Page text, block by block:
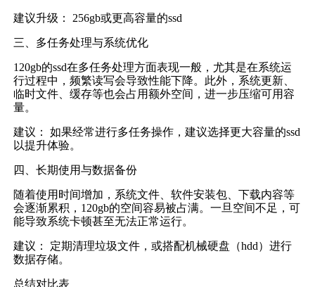
建议升级： 256gb或更高容量的ssd
三、多任务处理与系统优化
120gb的ssd在多任务处理方面表现一般，尤其是在系统运
行过程中，频繁读写会导致性能下降。此外，系统更新、
临时文件、缓存等也会占用额外空间，进一步压缩可用容
量。
建议： 如果经常进行多任务操作，建议选择更大容量的ssd
以提升体验。
四、长期使用与数据备份
随着使用时间增加，系统文件、软件安装包、下载内容等
会逐渐累积，120gb的空间容易被占满。一旦空间不足，可
能导致系统卡顿甚至无法正常运行。
建议： 定期清理垃圾文件，或搭配机械硬盘（hdd）进行
数据存储。
总结对比表